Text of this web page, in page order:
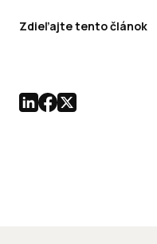
Zdieľajte tento článok